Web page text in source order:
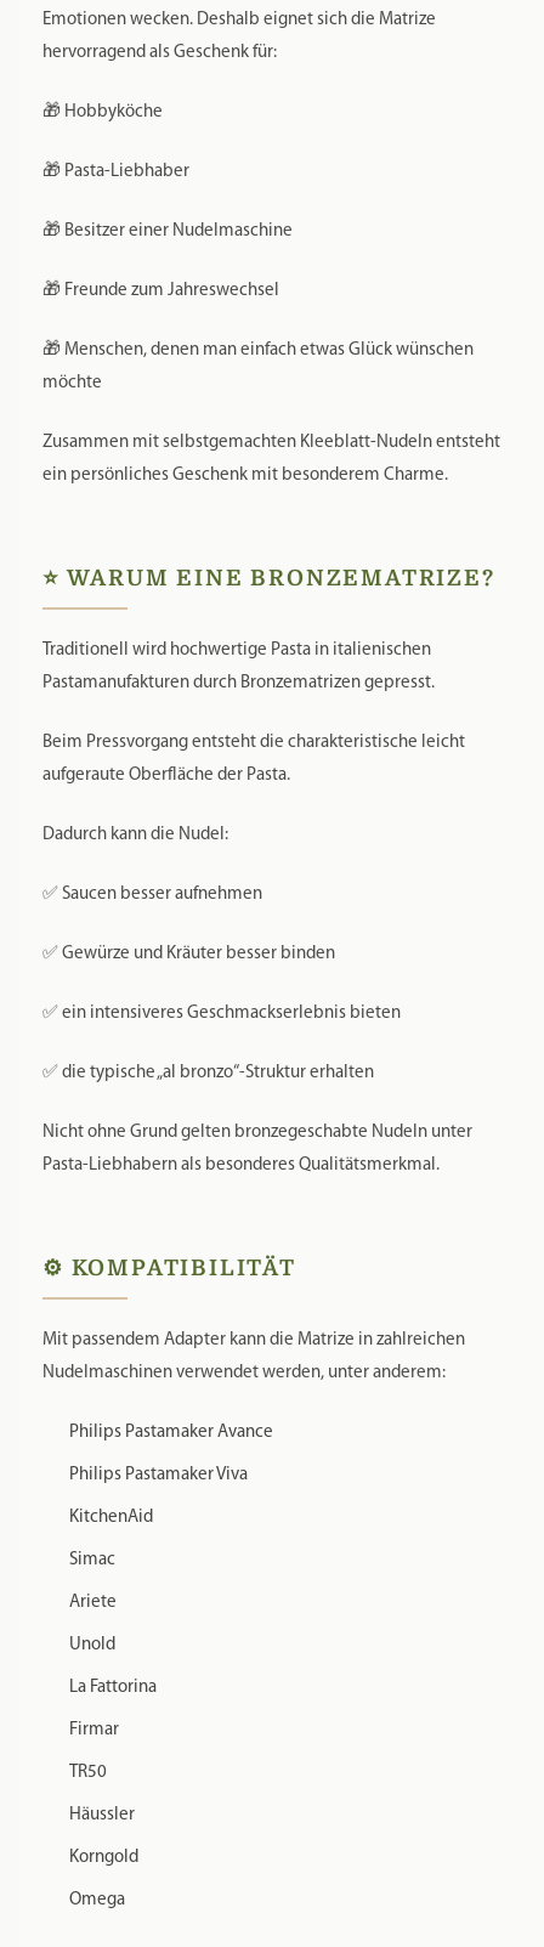
Emotionen wecken. Deshalb eignet sich die Matrize
hervorragend als Geschenk für:
🎁 Hobbyköche
🎁 Pasta-Liebhaber
🎁 Besitzer einer Nudelmaschine
🎁 Freunde zum Jahreswechsel
🎁 Menschen, denen man einfach etwas Glück wünschen
möchte
Zusammen mit selbstgemachten Kleeblatt-Nudeln entsteht
ein persönliches Geschenk mit besonderem Charme.
⭐ WARUM EINE BRONZEMATRIZE?
Traditionell wird hochwertige Pasta in italienischen
Pastamanufakturen durch Bronzematrizen gepresst.
Beim Pressvorgang entsteht die charakteristische leicht
aufgeraute Oberfläche der Pasta.
Dadurch kann die Nudel:
✅ Saucen besser aufnehmen
✅ Gewürze und Kräuter besser binden
✅ ein intensiveres Geschmackserlebnis bieten
✅ die typische „al bronzo“-Struktur erhalten
Nicht ohne Grund gelten bronzegeschabte Nudeln unter
Pasta-Liebhabern als besonderes Qualitätsmerkmal.
⚙️ KOMPATIBILITÄT
Mit passendem Adapter kann die Matrize in zahlreichen
Nudelmaschinen verwendet werden, unter anderem:
Philips Pastamaker Avance
Philips Pastamaker Viva
KitchenAid
Simac
Ariete
Unold
La Fattorina
Firmar
TR50
Häussler
Korngold
Omega